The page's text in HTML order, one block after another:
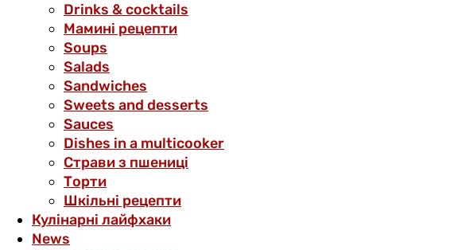
Drinks & cocktails
Мамині рецепти
Soups
Salads
Sandwiches
Sweets and desserts
Sauces
Dishes in a multicooker
Страви з пшениці
Торти
Шкільні рецепти
Кулінарні лайфхаки
News